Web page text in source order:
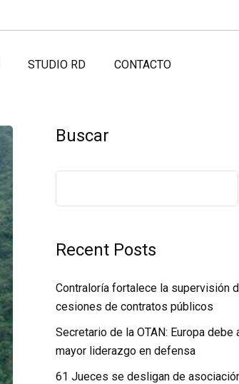
STUDIO RD CONTACTO
Buscar
Recent Posts
Contraloría fortalece la supervisión
cesiones de contratos públicos
Secretario de la OTAN: Europa debe
mayor liderazgo en defensa
61 Jueces se desligan de